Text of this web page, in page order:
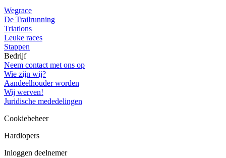
Wegrace
De Trailrunning
Triatlons
Leuke races
Stappen
Bedrijf
Neem contact met ons op
Wie zijn wij?
Aandeelhouder worden
Wij werven!
Juridische mededelingen
Cookiebeheer
Hardlopers
Inloggen deelnemer